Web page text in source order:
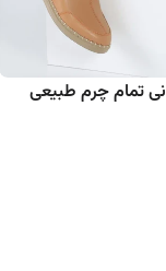
تمام چرم طبیعی